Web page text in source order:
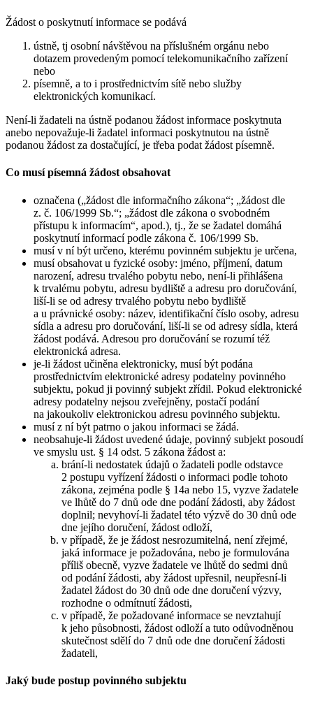
Žádost o poskytnutí informace se podává
ústně, tj osobní návštěvou na příslušném orgánu nebo
dotazem provedeným pomocí telekomunikačního zařízení
nebo
písemně, a to i prostřednictvím sítě nebo služby
elektronických komunikací.
Není-li žadateli na ústně podanou žádost informace poskytnuta
anebo nepovažuje-li žadatel informaci poskytnutou na ústně
podanou žádost za dostačující, je třeba podat žádost písemně.
Co musí písemná žádost obsahovat
označena („žádost dle informačního zákona“; „žádost dle
z. č. 106/1999 Sb.“; „žádost dle zákona o svobodném
přístupu k informacím“, apod.), tj., že se žadatel domáhá
poskytnutí informací podle zákona č. 106/1999 Sb.
musí v ní být určeno, kterému povinném subjektu je určena,
musí obsahovat u fyzické osoby: jméno, příjmení, datum
narození, adresu trvalého pobytu nebo, není-li přihlášena
k trvalému pobytu, adresu bydliště a adresu pro doručování,
liší-li se od adresy trvalého pobytu nebo bydliště
a u právnické osoby: název, identifikační číslo osoby, adresu
sídla a adresu pro doručování, liší-li se od adresy sídla, která
žádost podává. Adresou pro doručování se rozumí též
elektronická adresa.
je-li žádost učiněna elektronicky, musí být podána
prostřednictvím elektronické adresy podatelny povinného
subjektu, pokud ji povinný subjekt zřídil. Pokud elektronické
adresy podatelny nejsou zveřejněny, postačí podání
na jakoukoliv elektronickou adresu povinného subjektu.
musí z ní být patrno o jakou informaci se žádá.
neobsahuje-li žádost uvedené údaje, povinný subjekt posoudí
ve smyslu ust. § 14 odst. 5 zákona žádost a:
brání-li nedostatek údajů o žadateli podle odstavce
2 postupu vyřízení žádosti o informaci podle tohoto
zákona, zejména podle § 14a nebo 15, vyzve žadatele
ve lhůtě do 7 dnů ode dne podání žádosti, aby žádost
doplnil; nevyhoví-li žadatel této výzvě do 30 dnů ode
dne jejího doručení, žádost odloží,
v případě, že je žádost nesrozumitelná, není zřejmé,
jaká informace je požadována, nebo je formulována
příliš obecně, vyzve žadatele ve lhůtě do sedmi dnů
od podání žádosti, aby žádost upřesnil, neupřesní-li
žadatel žádost do 30 dnů ode dne doručení výzvy,
rozhodne o odmítnutí žádosti,
v případě, že požadované informace se nevztahují
k jeho působnosti, žádost odloží a tuto odůvodněnou
skutečnost sdělí do 7 dnů ode dne doručení žádosti
žadateli,
Jaký bude postup povinného subjektu